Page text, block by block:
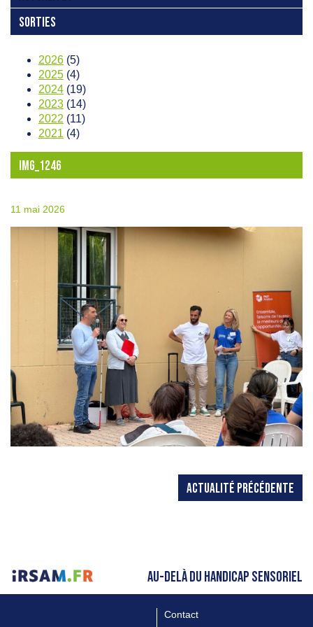
SORTIES
2026 (5)
2025 (4)
2024 (19)
2023 (14)
2022 (11)
2021 (4)
IMG_1246
11 mai 2026
ACTUALITÉ PRÉCÉDENTE
AU-DELÀ DU HANDICAP SENSORIEL
Contact